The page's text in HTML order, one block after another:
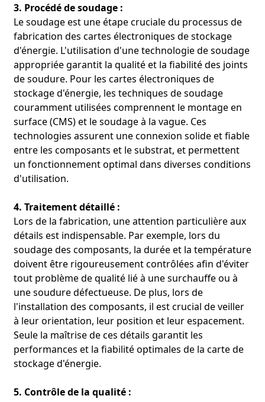
3. Procédé de soudage :
Le soudage est une étape cruciale du processus de
fabrication des cartes électroniques de stockage
d'énergie. L'utilisation d'une technologie de soudage
appropriée garantit la qualité et la fiabilité des joints
de soudure. Pour les cartes électroniques de
stockage d'énergie, les techniques de soudage
couramment utilisées comprennent le montage en
surface (CMS) et le soudage à la vague. Ces
technologies assurent une connexion solide et fiable
entre les composants et le substrat, et permettent
un fonctionnement optimal dans diverses conditions
d'utilisation.
4. Traitement détaillé :
Lors de la fabrication, une attention particulière aux
détails est indispensable. Par exemple, lors du
soudage des composants, la durée et la température
doivent être rigoureusement contrôlées afin d'éviter
tout problème de qualité lié à une surchauffe ou à
une soudure défectueuse. De plus, lors de
l'installation des composants, il est crucial de veiller
à leur orientation, leur position et leur espacement.
Seule la maîtrise de ces détails garantit les
performances et la fiabilité optimales de la carte de
stockage d'énergie.
5. Contrôle de la qualité :